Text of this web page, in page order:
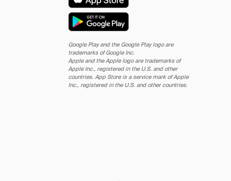
Google Play and the Google Play logo are
trademarks of Google Inc.
Apple and the Apple logo are trademarks of
Apple Inc., registered in the U.S. and other
countries. App Store is a service mark of Apple
Inc., registered in the U.S. and other countries.